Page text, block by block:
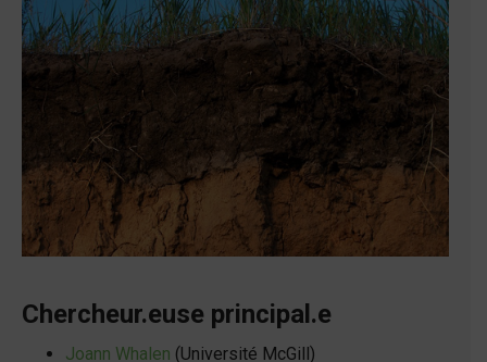
Chercheur.euse principal.e
Joann Whalen (Université McGill)